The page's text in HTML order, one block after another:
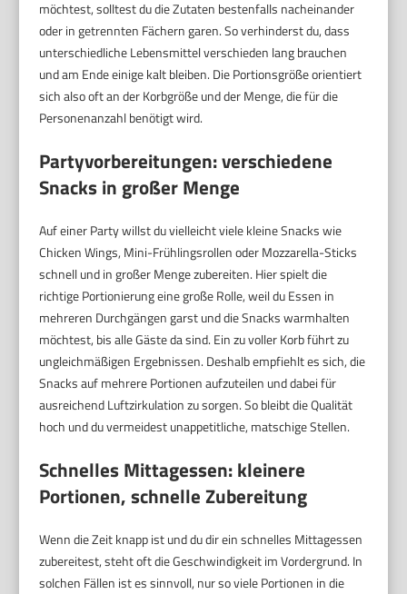
möchtest, solltest du die Zutaten bestenfalls nacheinander
oder in getrennten Fächern garen. So verhinderst du, dass
unterschiedliche Lebensmittel verschieden lang brauchen
und am Ende einige kalt bleiben. Die Portionsgröße orientiert
sich also oft an der Korbgröße und der Menge, die für die
Personenanzahl benötigt wird.
Partyvorbereitungen: verschiedene
Snacks in großer Menge
Auf einer Party willst du vielleicht viele kleine Snacks wie
Chicken Wings, Mini-Frühlingsrollen oder Mozzarella-Sticks
schnell und in großer Menge zubereiten. Hier spielt die
richtige Portionierung eine große Rolle, weil du Essen in
mehreren Durchgängen garst und die Snacks warmhalten
möchtest, bis alle Gäste da sind. Ein zu voller Korb führt zu
ungleichmäßigen Ergebnissen. Deshalb empfiehlt es sich, die
Snacks auf mehrere Portionen aufzuteilen und dabei für
ausreichend Luftzirkulation zu sorgen. So bleibt die Qualität
hoch und du vermeidest unappetitliche, matschige Stellen.
Schnelles Mittagessen: kleinere
Portionen, schnelle Zubereitung
Wenn die Zeit knapp ist und du dir ein schnelles Mittagessen
zubereitest, steht oft die Geschwindigkeit im Vordergrund. In
solchen Fällen ist es sinnvoll, nur so viele Portionen in die